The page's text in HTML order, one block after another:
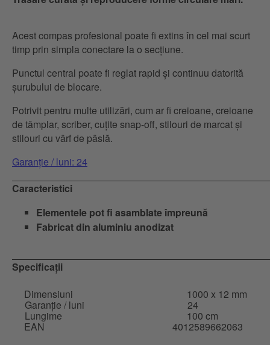
Acest compas profesional poate fi extins în cel mai scurt
timp prin simpla conectare la o secțiune.
Punctul central poate fi reglat rapid și continuu datorită
șurubului de blocare.
Potrivit pentru multe utilizări, cum ar fi creioane, creioane
de tâmplar, scriber, cuțite snap-off, stilouri de marcat și
stilouri cu vârf de pâslă.
Garanție / luni: 24
Caracteristici
Elementele pot fi asamblate împreună
Fabricat din aluminiu anodizat
Specificații
Dimensiuni
1000 x 12 mm
Garanție / luni 24
Lungime 100 cm
EAN 4012589662063